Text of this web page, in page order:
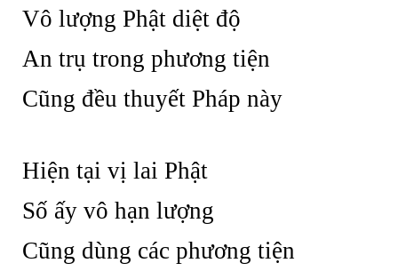
Vô lượng Phật diệt độ
An trụ trong phương tiện
Cũng đều thuyết Pháp này
Hiện tại vị lai Phật
Số ấy vô hạn lượng
Cũng dùng các phương tiện